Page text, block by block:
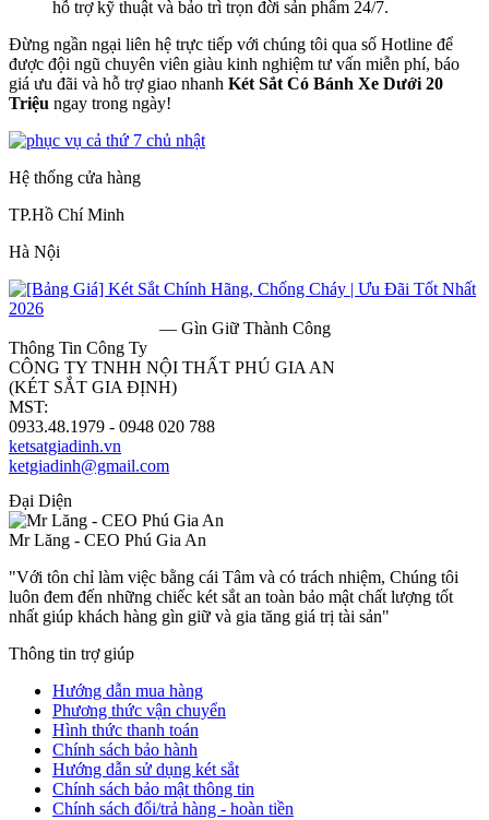
hỗ trợ kỹ thuật và bảo trì trọn đời sản phẩm 24/7.
Đừng ngần ngại liên hệ trực tiếp với chúng tôi qua số Hotline để
được đội ngũ chuyên viên giàu kinh nghiệm tư vấn miễn phí, báo
giá ưu đãi và hỗ trợ giao nhanh Két Sắt Có Bánh Xe Dưới 20
Triệu ngay trong ngày!
Hệ thống cửa hàng
TP.Hồ Chí Minh
Hà Nội
— Gìn Giữ Thành Công
Thông Tin Công Ty
CÔNG TY TNHH NỘI THẤT PHÚ GIA AN
(KÉT SẮT GIA ĐỊNH)
MST:
0933.48.1979 - 0948 020 788
ketsatgiadinh.vn
ketgiadinh@gmail.com
Đại Diện
Mr Lăng - CEO Phú Gia An
"Với tôn chỉ làm việc bằng cái Tâm và có trách nhiệm, Chúng tôi
luôn đem đến những chiếc két sắt an toàn bảo mật chất lượng tốt
nhất giúp khách hàng gìn giữ và gia tăng giá trị tài sản"
Thông tin trợ giúp
Hướng dẫn mua hàng
Phương thức vận chuyển
Hình thức thanh toán
Chính sách bảo hành
Hướng dẫn sử dụng két sắt
Chính sách bảo mật thông tin
Chính sách đổi/trả hàng - hoàn tiền